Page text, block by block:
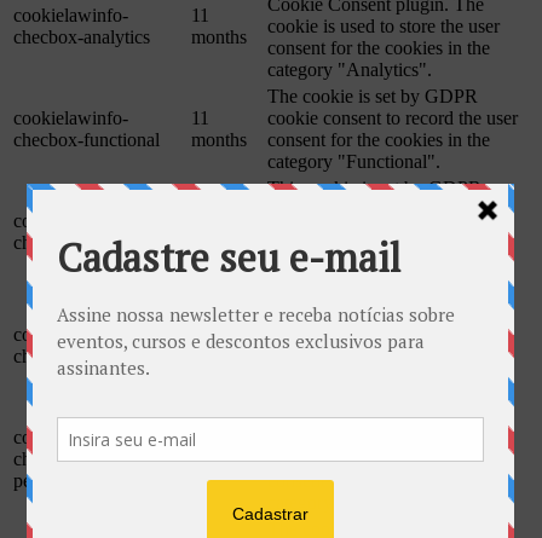
cookielawinfo-
checbox-analytics
11
months
cookie is used to store the user
consent for the cookies in the
category "Analytics".
cookielawinfo-
checbox-functional
11
months
The cookie is set by GDPR
cookie consent to record the user
consent for the cookies in the
category "Functional".
cookielawinfo-
checbox-others
This cookie is set by GDPR
Cookie Consent plugin. The
consent for the cookies in the
category "Other.
cookielawinfo-
checkbox-necessary
11
Cookie Consent plugin. The
cookies is used to store the user
cookielawinfo-
checkbox-
performance
11
This cookie is set by GDPR
cookie is used to store the user
consent for the cookies in the